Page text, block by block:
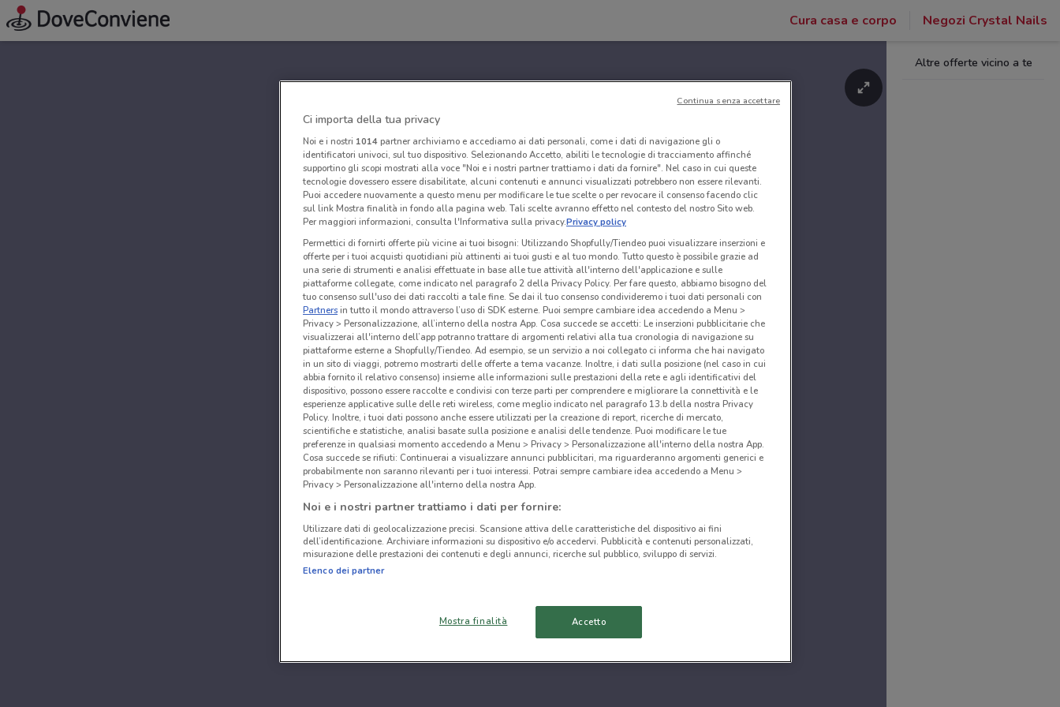
Cura casa e corpo Negozi Crystal Nails
Altre offerte vicino a te
Ci importa della tua privacy
Noi e i nostri 1014partner archiviamo e accediamo ai dati personali, come i dati di navigazione gli o
identificatori univoci, sul tuo dispositivo. Selezionando Accetto, abiliti le tecnologie di tracciamento affinché
supportino gli scopi mostrati alla voce "Noi e i nostri partner trattiamo i dati da fornire". Nel caso in cui queste
tecnologie dovessero essere disabilitate, alcuni contenuti e annunci visualizzati potrebbero non essere rilevanti.
Puoi accedere nuovamente a questo menu per modificare le tue scelte o per revocare il consenso facendo clic
sul link Mostra finalità in fondo alla pagina web. Tali scelte avranno effetto nel contesto del nostro Sito web.
Per maggiori informazioni, consulta l'Informativa sulla privacy.Privacy policy
Permettici di fornirti offerte più vicine ai tuoi bisogni: Utilizzando Shopfully/Tiendeo puoi visualizzare inserzioni e
offerte per i tuoi acquisti quotidiani più attinenti ai tuoi gusti e al tuo mondo. Tutto questo è possibile grazie ad
una serie di strumenti e analisi effettuate in base alle tue attività all'interno dell'applicazione e sulle
piattaforme collegate, come indicato nel paragrafo 2 della Privacy Policy. Per fare questo, abbiamo bisogno del
tuo consenso sull'uso dei dati raccolti a tale fine. Se dai il tuo consenso condivideremo i tuoi dati personali con
Partnersin tutto il mondo attraverso l’uso di SDK esterne. Puoi sempre cambiare idea accedendo a Menu >
Privacy > Personalizzazione, all’interno della nostra App. Cosa succede se accetti: Le inserzioni pubblicitarie che
visualizzerai all'interno dell’app potranno trattare di argomenti relativi alla tua cronologia di navigazione su
piattaforme esterne a Shopfully/Tiendeo. Ad esempio, se un servizio a noi collegato ci informa che hai navigato
in un sito di viaggi, potremo mostrarti delle offerte a tema vacanze. Inoltre, i dati sulla posizione (nel caso in cui
abbia fornito il relativo consenso) insieme alle informazioni sulle prestazioni della rete e agli identificativi del
dispositivo, possono essere raccolte e condivisi con terze parti per comprendere e migliorare la connettività e le
esperienze applicative sulle delle reti wireless, come meglio indicato nel paragrafo 13.b della nostra Privacy
Policy. Inoltre, i tuoi dati possono anche essere utilizzati per la creazione di report, ricerche di mercato,
scientifiche e statistiche, analisi basate sulla posizione e analisi delle tendenze. Puoi modificare le tue
preferenze in qualsiasi momento accedendo a Menu > Privacy > Personalizzazione all'interno della nostra App.
Cosa succede se rifiuti: Continuerai a visualizzare annunci pubblicitari, ma riguarderanno argomenti generici e
probabilmente non saranno rilevanti per i tuoi interessi. Potrai sempre cambiare idea accedendo a Menu >
Privacy > Personalizzazione all'interno della nostra App.
Noi e i nostri partner trattiamo i dati per fornire:
Utilizzare dati di geolocalizzazione precisi. Scansione attiva delle caratteristiche del dispositivo ai fini
dell’identificazione. Archiviare informazioni su dispositivo e/o accedervi. Pubblicità e contenuti personalizzati,
misurazione delle prestazioni dei contenuti e degli annunci, ricerche sul pubblico, sviluppo di servizi.
Elenco dei partner
Mostra finalità Accetto
Continua senza accettare